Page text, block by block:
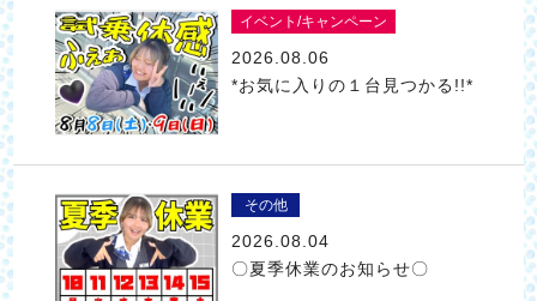
イベント/キャンペーン
2026.08.06
*お気に入りの１台見つかる!!*
その他
2026.08.04
〇夏季休業のお知らせ〇